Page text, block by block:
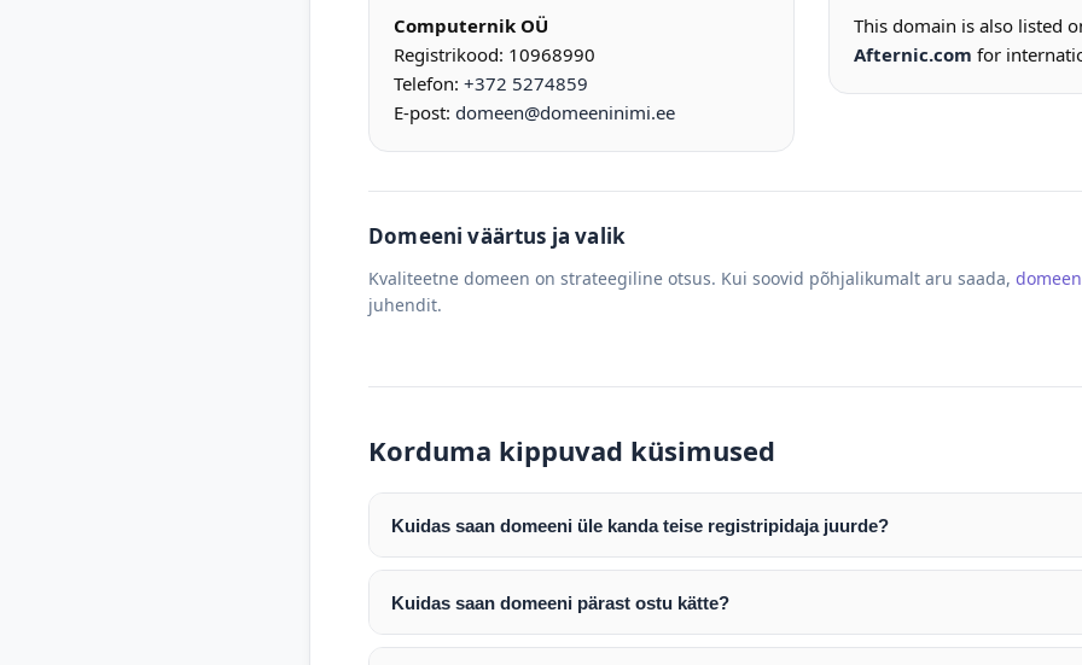
Computernik OÜ
Registrikood: 10968990
Telefon: +372 5274859
E-post: domeen@domeeninimi.ee
This domain is also listed
Afternic.com for
Domeeni väärtus ja valik
Kvaliteetne domeen on strateegiline otsus. Kui soovid põhjalikumalt aru saada,
juhendit.
Korduma kippuvad küsimused
Kuidas saan domeeni üle kanda teise registripidaja juurde?
Pärast makse laekumist edastame teile domeeni AUTH (EPP) koodi. Selle abil saate
enda valitud registripidaja juurde.
Domeeni ülekandmine toimub registripidajate vahelise protsessina ning võib võtta
Kuidas saan domeeni pärast ostu kätte?
Pärast ostu vormistamist väljastame arve. Maksekinnituse järel edastame teile